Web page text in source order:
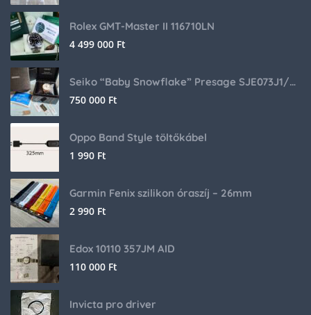
Rolex GMT-Master II 116710LN
4 499 000 Ft
Seiko “Baby Snowflake” Presage SJE073J1/SARA015 Limited Edition
750 000 Ft
Oppo Band Style töltőkábel
1 990 Ft
Garmin Fenix szilikon óraszíj – 26mm
2 990 Ft
Edox 10110 357JM AID
110 000 Ft
Invicta pro driver